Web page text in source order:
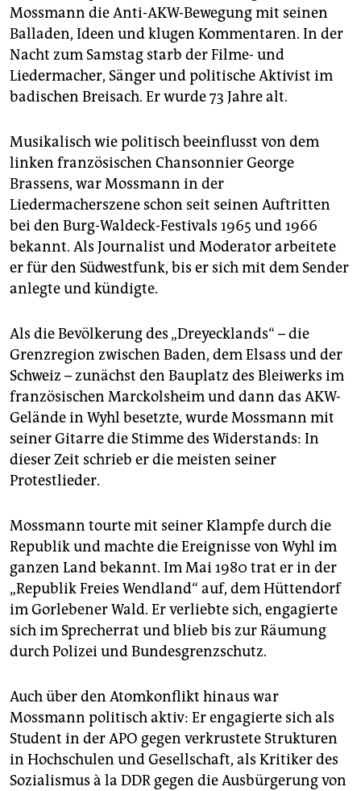
epaper login
Mossmann die Anti-AKW-Bewegung mit seinen
Balladen, Ideen und klugen Kommentaren. In der
Nacht zum Samstag starb der Filme- und
Liedermacher, Sänger und politische Aktivist im
badischen Breisach. Er wurde 73 Jahre alt.
Musikalisch wie politisch beeinflusst von dem
linken französischen Chansonnier George
Brassens, war Mossmann in der
Liedermacherszene schon seit seinen Auftritten
bei den Burg-Waldeck-Festivals 1965 und 1966
bekannt. Als Journalist und Moderator arbeitete
er für den Südwestfunk, bis er sich mit dem Sender
anlegte und kündigte.
Als die Bevölkerung des „Dreyecklands“ – die
Grenzregion zwischen Baden, dem Elsass und der
Schweiz – zunächst den Bauplatz des Bleiwerks im
französischen Marckolsheim und dann das AKW-
Gelände in Wyhl besetzte, wurde Mossmann mit
seiner Gitarre die Stimme des Widerstands: In
dieser Zeit schrieb er die meisten seiner
Protestlieder.
Mossmann tourte mit seiner Klampfe durch die
Republik und machte die Ereignisse von Wyhl im
ganzen Land bekannt. Im Mai 1980 trat er in der
„Republik Freies Wendland“ auf, dem Hüttendorf
im Gorlebener Wald. Er verliebte sich, engagierte
sich im Sprecherrat und blieb bis zur Räumung
durch Polizei und Bundesgrenzschutz.
Auch über den Atomkonflikt hinaus war
Mossmann politisch aktiv: Er engagierte sich als
Student in der APO gegen verkrustete Strukturen
in Hochschulen und Gesellschaft, als Kritiker des
Sozialismus à la DDR gegen die Ausbürgerung von